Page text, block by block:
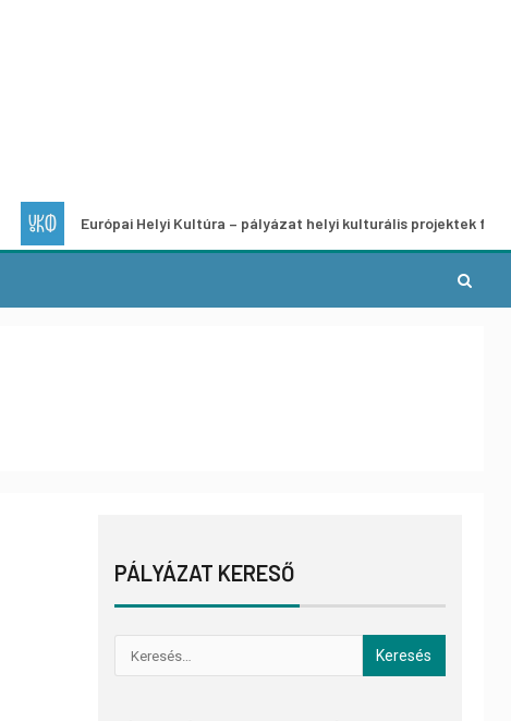
Európai Helyi Kultúra – pályázat helyi kulturális projektek fejlesztésére
PÁLYÁZAT KERESŐ